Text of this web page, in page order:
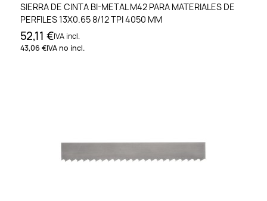
SIERRA DE CINTA BI-METAL M42 PARA MATERIALES DE
PERFILES 13X0.65 8/12 TPI 4050 MM
52,11 €IVA incl.
43,06 €IVA no incl.